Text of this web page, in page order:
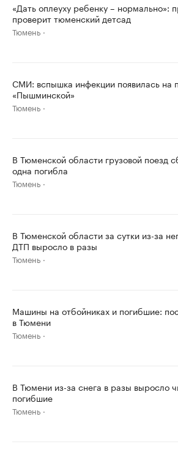
«Дать оплеуху ребенку – нормально»:
проверит тюменский детсад
Тюмень
СМИ: вспышка инфекции появилась на
«Пышминской»
Тюмень
В Тюменской области грузовой поезд
одна погибла
Тюмень
В Тюменской области за сутки из-за
ДТП выросло в разы
Тюмень
Машины на отбойниках и погибшие:
в Тюмени
Тюмень
В Тюмени из-за снега в разы выросло
погибшие
Тюмень